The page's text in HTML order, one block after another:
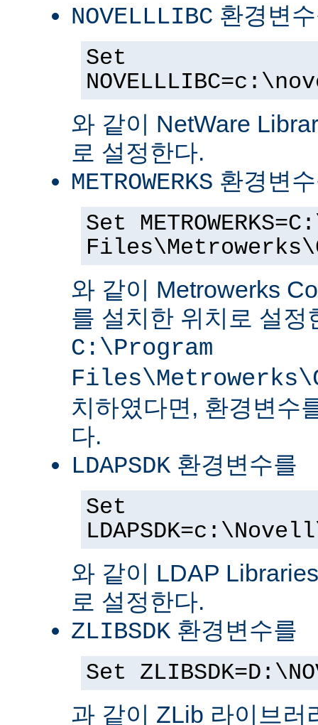
NOVELLLIBC 환경변
Set
와 같이 NetWare
로 설정한다.
METROWERKS 환경변
Set
와 같이 Metrowerks
를 설치한 위치로 설정
C:\Program
치하였다면, 환경변수
다.
LDAPSDK 환경변수를
Set
와 같이 LDAP
로 설정한다.
ZLIBSDK 환경변수를
Set
과 같이 ZLib 라이브러